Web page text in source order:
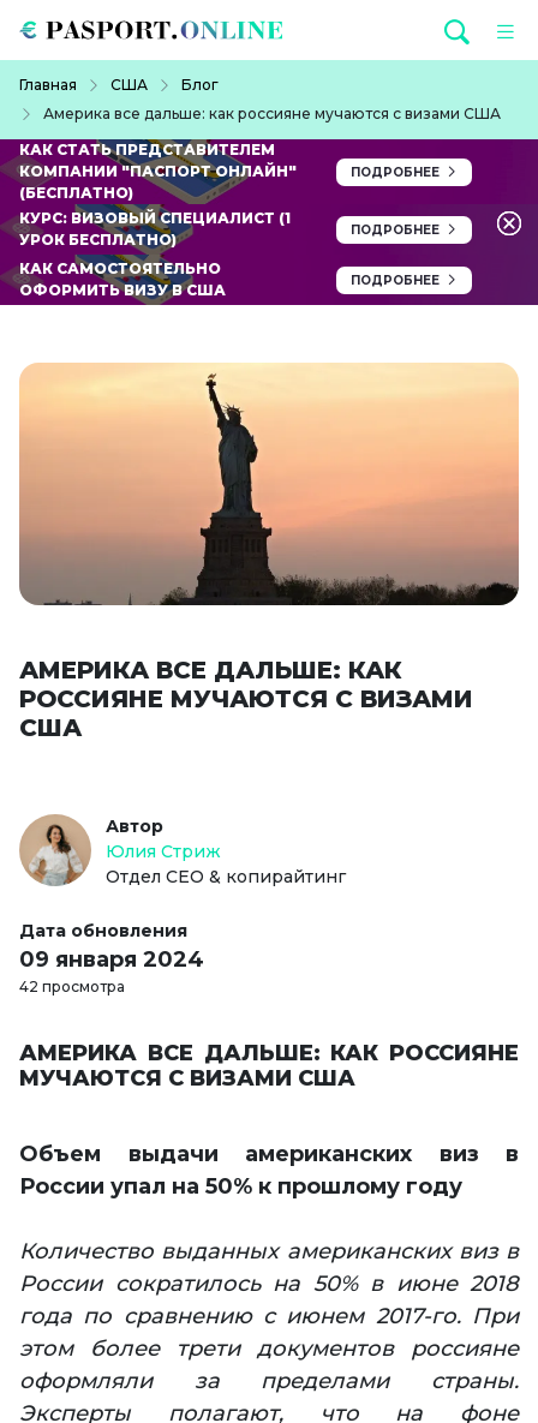
Главная США
Блог
Америка все дальше: как россияне мучаются с визами США
КАК СТАТЬ ПРЕДСТАВИТЕЛЕМ
КОМПАНИИ "ПАСПОРТ ОНЛАЙН"
(БЕСПЛАТНО)
ПОДРОБНЕЕ
КУРС: ВИЗОВЫЙ СПЕЦИАЛИСТ (1
УРОК БЕСПЛАТНО)
ПОДРОБНЕЕ
КАК САМОСТОЯТЕЛЬНО
ОФОРМИТЬ ВИЗУ В США
ПОДРОБНЕЕ
АМЕРИКА ВСЕ ДАЛЬШЕ: КАК
РОССИЯНЕ МУЧАЮТСЯ С ВИЗАМИ
США
Автор
Юлия Стриж
Отдел СЕО & копирайтинг
Дата обновления
09 января 2024
42 просмотра
АМЕРИКА ВСЕ ДАЛЬШЕ: КАК РОССИЯНЕ
МУЧАЮТСЯ С ВИЗАМИ США
Объем выдачи американских виз в
России упал на 50% к прошлому году
Количество выданных американских виз в
России сократилось на 50% в июне 2018
года по сравнению с июнем 2017-го. При
этом более трети документов россияне
оформляли за пределами страны.
Эксперты полагают, что на фоне